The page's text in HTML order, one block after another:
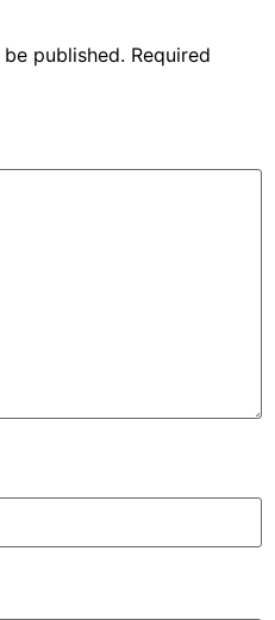
published. Required